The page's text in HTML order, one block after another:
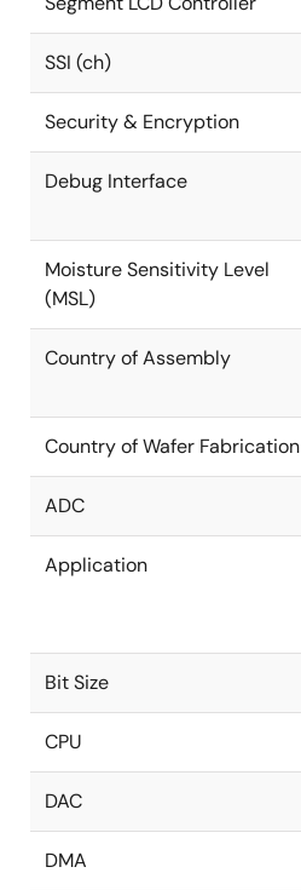
SSI (ch)
Security & Encryption
Debug Interface
Moisture Sensitivity Level
(MSL)
Country of Assembly
Country of Wafer Fabrication
ADC
Application
Bit Size
CPU
DAC
DMA